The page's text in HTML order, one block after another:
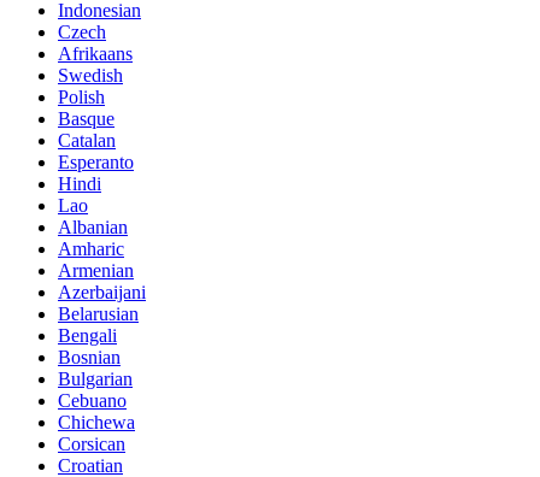
Indonesian
Czech
Afrikaans
Swedish
Polish
Basque
Catalan
Esperanto
Hindi
Lao
Albanian
Amharic
Armenian
Azerbaijani
Belarusian
Bengali
Bosnian
Bulgarian
Cebuano
Chichewa
Corsican
Croatian